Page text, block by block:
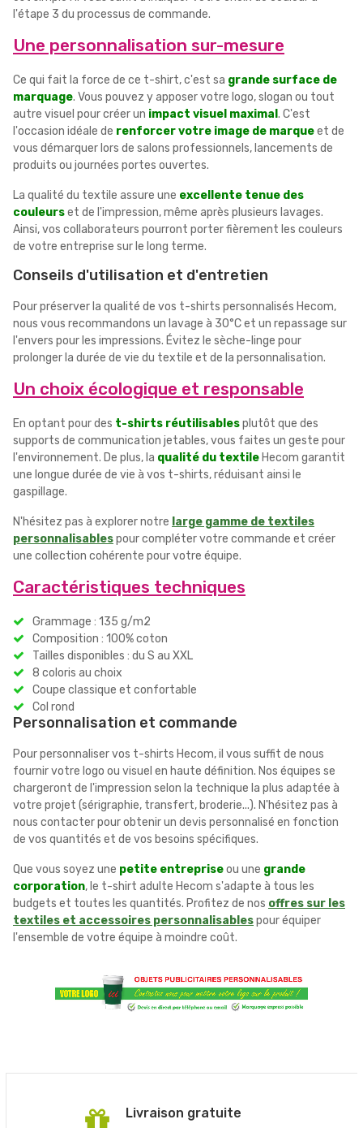
l'étape 3 du processus de commande.
Une personnalisation sur-mesure
Ce qui fait la force de ce t-shirt, c'est sa grande surface de
marquage. Vous pouvez y apposer votre logo, slogan ou tout
autre visuel pour créer un impact visuel maximal . C'est
l'occasion idéale de renforcer votre image de marqueet de
vous démarquer lors de salons professionnels, lancements de
produits ou journées portes ouvertes.
La qualité du textile assure une excellente tenue des
couleurset de l'impression, même après plusieurs lavages.
Ainsi, vos collaborateurs pourront porter fièrement les couleurs
de votre entreprise sur le long terme.
Conseils d'utilisation et d'entretien
Pour préserver la qualité de vos t-shirts personnalisés Hecom,
nous vous recommandons un lavage à 30°C et un repassage sur
l'envers pour les impressions. Évitez le sèche-linge pour
prolonger la durée de vie du textile et de la personnalisation.
Un choix écologique et responsable
En optant pour des t-shirts réutilisablesplutôt que des
supports de communication jetables, vous faites un geste pour
l'environnement. De plus, la qualité du textile Hecom garantit
une longue durée de vie à vos t-shirts, réduisant ainsi le
gaspillage.
N'hésitez pas à explorer notre large gamme de textiles
personnalisablespour compléter votre commande et créer
une collection cohérente pour votre équipe.
Caractéristiques techniques
Grammage : 135 g/m2
Composition : 100% coton
Tailles disponibles : du S au XXL
8 coloris au choix
Coupe classique et confortable
Col rond
Personnalisation et commande
Pour personnaliser vos t-shirts Hecom, il vous suffit de nous
fournir votre logo ou visuel en haute définition. Nos équipes se
chargeront de l'impression selon la technique la plus adaptée à
votre projet (sérigraphie, transfert, broderie...). N'hésitez pas à
nous contacter pour obtenir un devis personnalisé en fonction
de vos quantités et de vos besoins spécifiques.
Que vous soyez une petite entrepriseou une grande
corporation, le t-shirt adulte Hecom s'adapte à tous les
budgets et toutes les quantités. Profitez de nos offres sur les
textiles et accessoires personnalisablespour équiper
l'ensemble de votre équipe à moindre coût.
Livraison gratuite